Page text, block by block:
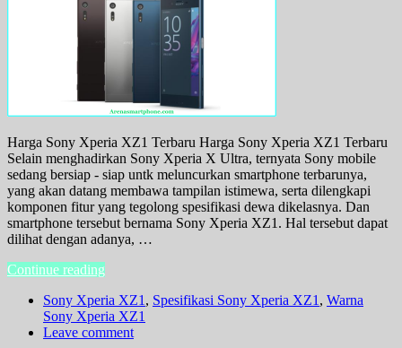
Harga Sony Xperia XZ1 Terbaru Harga Sony Xperia XZ1 Terbaru
Selain menghadirkan Sony Xperia X Ultra, ternyata Sony mobile
sedang bersiap - siap untk meluncurkan smartphone terbarunya,
yang akan datang membawa tampilan istimewa, serta dilengkapi
komponen fitur yang tegolong spesifikasi dewa dikelasnya. Dan
smartphone tersebut bernama Sony Xperia XZ1. Hal tersebut dapat
dilihat dengan adanya, …
Continue reading
Sony Xperia XZ1 , Spesifikasi Sony Xperia XZ1 , Warna
Sony Xperia XZ1
Leave comment